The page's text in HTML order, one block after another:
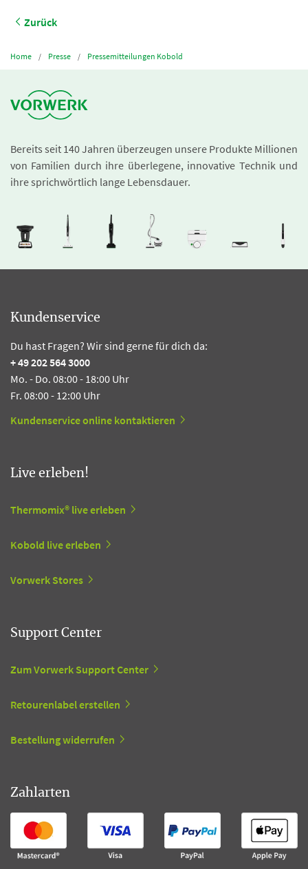
Zurück
Home Presse Pressemitteilungen Kobold
Bereits seit 140 Jahren überzeugen unsere Produkte Millionen
von Familien durch ihre überlegene, innovative Technik und
ihre sprichwörtlich lange Lebensdauer.
Kundenservice
Du hast Fragen? Wir sind gerne für dich da:
+ 49 202 564 3000
Mo. - Do. 08:00 - 18:00 Uhr
Fr. 08:00 - 12:00 Uhr
Kundenservice online kontaktieren
Live erleben!
Thermomix® live erleben
Kobold live erleben
Vorwerk Stores
Support Center
Zum Vorwerk Support Center
Retourenlabel erstellen
Bestellung widerrufen
Zahlarten